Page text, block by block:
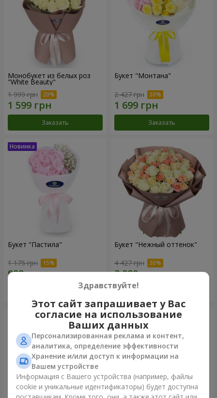
Монобукет из белых роз
"White Beauty"
1 999 грн
Заказать
Букет "Монтана"
2 427 грн
Заказать
Букет "Пастила"
1 175 грн
Букет "Нежный оттенок"
4 427 грн
Здравствуйте!
Этот сайт запрашивает у Вас
согласие на использование
Ваших данных
Персонализированная реклама и контент,
аналитика, определение эффективности
Хранение и/или доступ к информации на
Вашем устройстве
Информация с Вашего устройства (например, файлы
cookie и уникальные идентификаторы) будет доступна